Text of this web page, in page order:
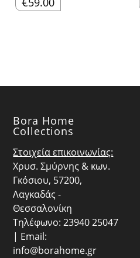
Bora Home
Collections
Στοιχεία επικοινωνίας:
Χρυσ. Σμύρνης & κων.
Γκόσιου, 57200,
Λαγκαδάς -
Θεσσαλονίκη
Τηλέφωνο: 23940 25047
| Email:
info@borahome.gr